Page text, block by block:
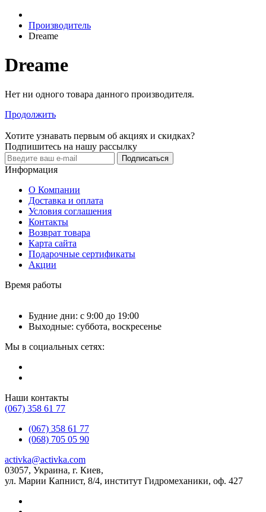
Производитель
Dreame
Dreame
Нет ни одного товара данного производителя.
Продолжить
Хотите узнавать первым об акциях и скидках?
Подпишитесь на нашу рассылку
Подписаться
Информация
О Компании
Доставка и оплата
Условия соглашения
Контакты
Возврат товара
Карта сайта
Подарочные сертификаты
Акции
Время работы
Будние дни: с 9:00 до 19:00
Выходные: суббота, воскресенье
Мы в социальных сетях:
Наши контакты
(067) 358 61 77
(067) 358 61 77
(068) 705 05 90
activka@activka.com
03057, Украина, г. Киев,
ул. Марии Капнист, 8/4, институт Гидромеханики, оф. 427